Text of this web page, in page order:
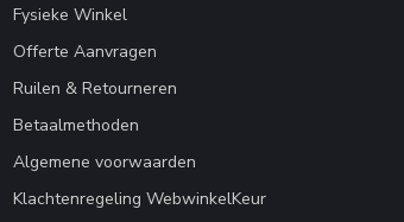
Fysieke Winkel
Offerte Aanvragen
Ruilen & Retourneren
Betaalmethoden
Algemene voorwaarden
Klachtenregeling WebwinkelKeur